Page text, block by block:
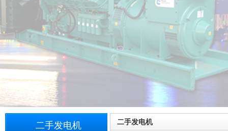
二手发电机
二手发电机